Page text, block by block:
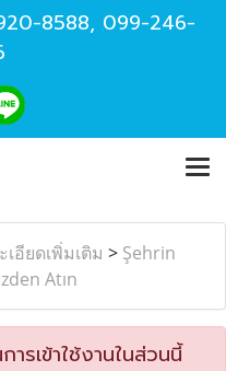
8588, 099-246-
อียดเพิ่มเติม > Şehrin
Atın
รเข้าใช้งานในส่วนนี้